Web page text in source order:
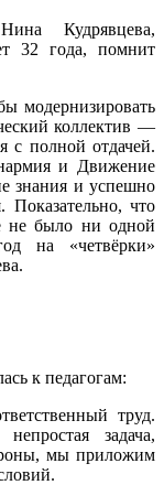
Кудрявцева,
32 года, помнит
модернизировать
коллектив —
с полной отдачей.
и Движение
знания и успешно
что
не было ни одной
на «четвёрки»
к педагогам:
труд.
задача,
мы приложим